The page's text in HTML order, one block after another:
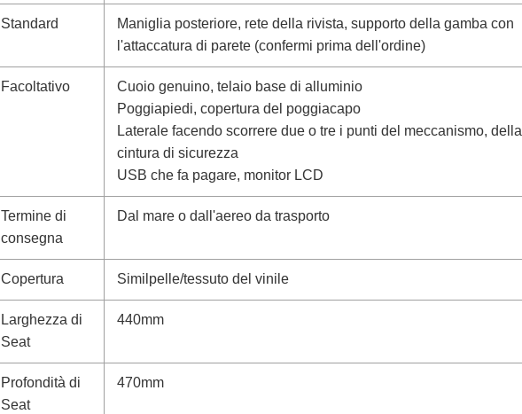
Standard
Maniglia posteriore, rete della rivista, supporto della gamba con
l'attaccatura di parete (confermi prima dell'ordine)
Facoltativo
Cuoio genuino, telaio base di alluminio
Poggiapiedi, copertura del poggiacapo
Laterale facendo scorrere due o tre i punti del meccanismo, della
cintura di sicurezza
USB che fa pagare, monitor LCD
Termine di
consegna
Dal mare o dall'aereo da trasporto
Copertura Similpelle/tessuto del vinile
Larghezza di
Seat
440mm
Profondità di
Seat
470mm